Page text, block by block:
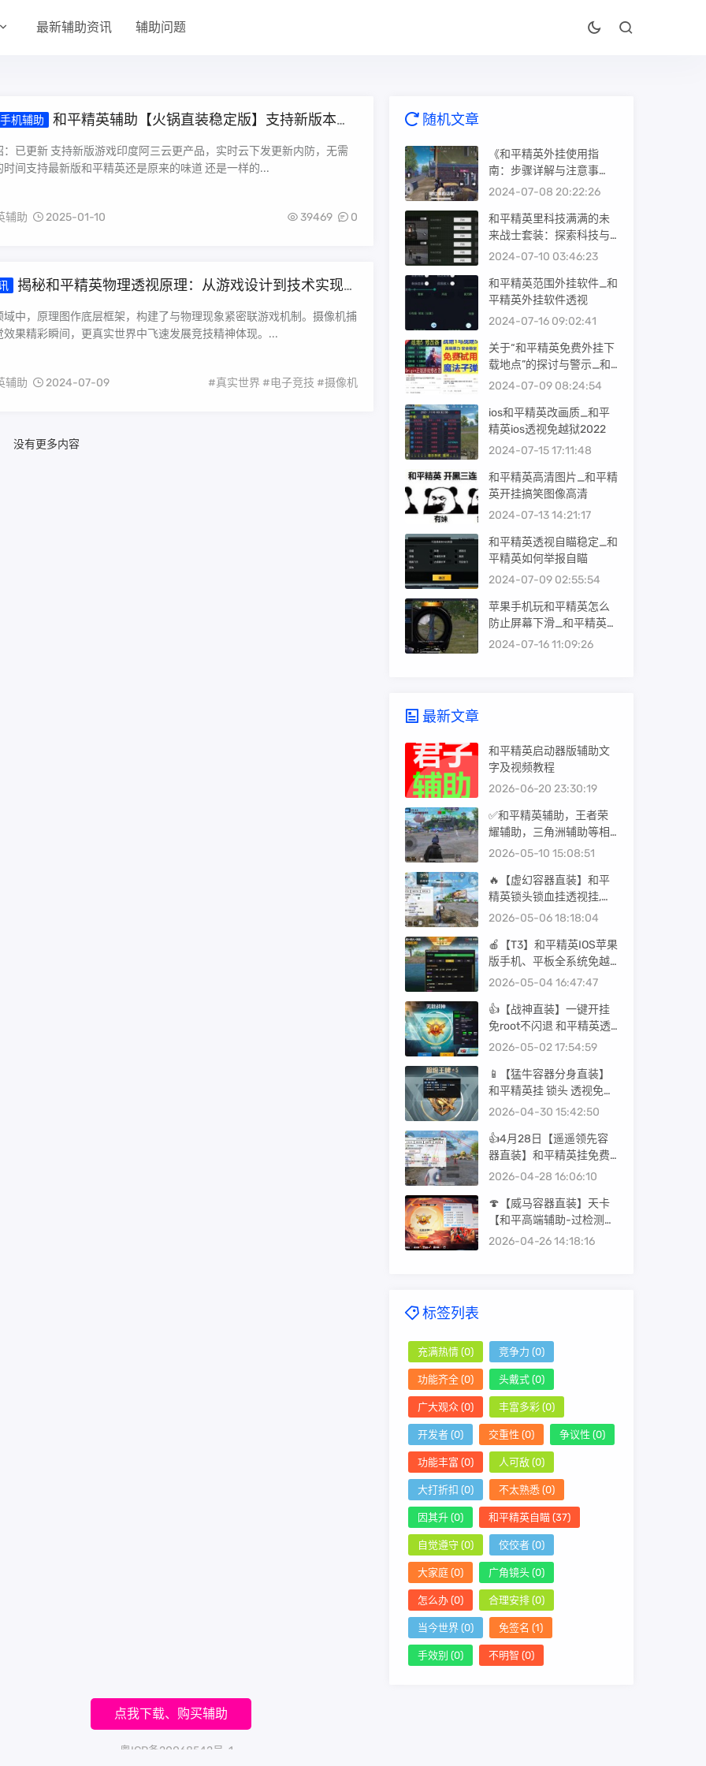
最新辅助资讯 辅助问题
机辅助
和平精英辅助【火锅直装稳定版】支持新版本游
：已更新 支持新版游戏印度阿三云更产品，实时云下发更新内防，无需
时间支持最新版和平精英还是原来的味道 还是一样的...
辅助 2025-01-10 39469 0
揭秘和平精英物理透视原理：从游戏设计到技术实现深
域中，原理图作底层框架，构建了与物理现象紧密联游戏机制。摄像机捕
效果精彩瞬间，更真实世界中飞速发展竞技精神体现。...
辅助 2024-07-09 #真实世界 #电子竞技 #摄像机
没有更多内容
随机文章
《和平精英外挂使用指
南：步骤详解与注意事
项》_和平精英的挂怎么用
2024-07-08 20:22:26
和平精英里科技满满的未
来战士套装：探索科技与
时尚的完美结合_和平精英
2024-07-10 03:46:23
和平精英范围外挂软件_和
平精英外挂软件透视
2024-07-16 09:02:41
关于“和平精英免费外挂下
载地点”的探讨与警示_和
平精英在哪下载免费外挂
2024-07-09 08:24:54
ios和平精英改画质_和平
精英ios透视免越狱2022
2024-07-15 17:11:48
和平精英高清图片_和平精
英开挂搞笑图像高清
2024-07-13 14:21:17
和平精英透视自瞄稳定_和
平精英如何举报自瞄
2024-07-09 02:55:54
苹果手机玩和平精英怎么
防止屏幕下滑_和平精英怎
样防止外挂
2024-07-16 11:09:26
最新文章
和平精英启动器版辅助文
字及视频教程
2026-06-20 23:30:19
✅和平精英辅助，王者荣
耀辅助，三角洲辅助等相
关游戏辅助的常规使用教
2026-05-10 15:08:51
🔥【虚幻容器直装】和平
精英锁头锁血挂透视挂,免
费版辅助器软件
2026-05-06 18:18:04
🍎【T3】和平精英IOS苹果
版手机、平板全系统免越
狱免巨魔辅助科技 支持
支持任意签名工具
2026-05-04 16:47:47
👍【战神直装】一键开挂
免root不闪退 和平精英透
视辅助器(免费) 和平精英
2026-05-02 17:54:59
📱【猛牛容器分身直装】
和平精英挂 锁头 透视免费
版不封号 永久版安卓手机
2026-04-30 15:42:50
👍4月28日【遥遥领先容
器直装】和平精英挂免费
版不封号 子弹追踪 锁头 透
2026-04-28 16:06:10
🍄【威马容器直装】天卡
【和平高端辅助-过检测防
封号-全屏透视-锁头自瞄-
2026-04-26 14:18:16
标签列表
充满热情 (0) 竞争力 (0)
功能齐全 (0) 头戴式 (0)
广大观众 (0) 丰富多彩 (0)
开发者 (0) 交重性 (0) 争议性 (0)
功能丰富 (0) 人可敌 (0)
大打折扣 (0) 不太熟悉 (0)
因其升 (0) 和平精英自瞄 (37)
自觉遵守 (0) 佼佼者 (0)
大家庭 (0) 广角镜头 (0)
怎么办 (0) 合理安排 (0)
当今世界 (0) 免签名 (1)
手效别 (0) 不明智 (0)
点我下载、购买辅助
粤ICP备20068542号-1